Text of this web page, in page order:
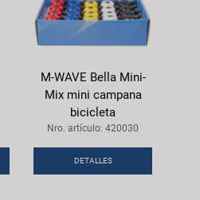
M-WAVE Bella Mini-
Mix mini campana
bicicleta
Nro. artículo: 420030
DETALLES